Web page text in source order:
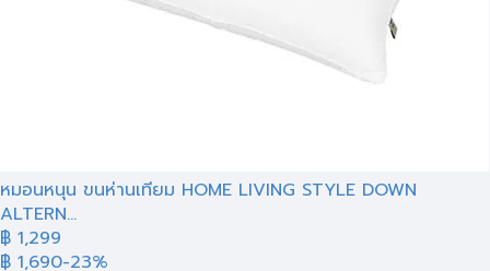
หมอนหนุน ขนห่านเทียม HOME LIVING STYLE DOWN
ALTERN...
฿ 1,299
฿ 1,690-23%